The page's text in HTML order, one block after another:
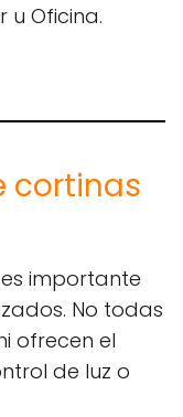
u Oficina.
cortinas
importante
No todas
ofrecen el
de luz o